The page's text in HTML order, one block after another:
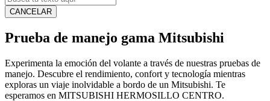
CANCELAR
Prueba de manejo gama Mitsubishi
Experimenta la emoción del volante a través de nuestras pruebas de
manejo. Descubre el rendimiento, confort y tecnología mientras
exploras un viaje inolvidable a bordo de un Mitsubishi. Te
esperamos en MITSUBISHI HERMOSILLO CENTRO.